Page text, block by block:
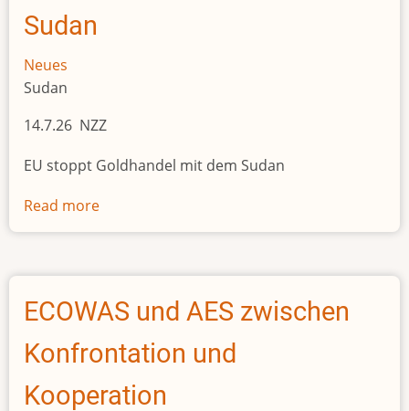
Sudan
Neues
Sudan
14.7.26 NZZ
EU stoppt Goldhandel mit dem Sudan
Read more
EU
Goldhandel
mit
dem
Sudan
ECOWAS und AES zwischen
Konfrontation und
Kooperation